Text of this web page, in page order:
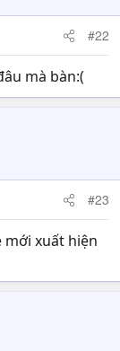
#22
mà bàn:(
#23
mới xuất hiện